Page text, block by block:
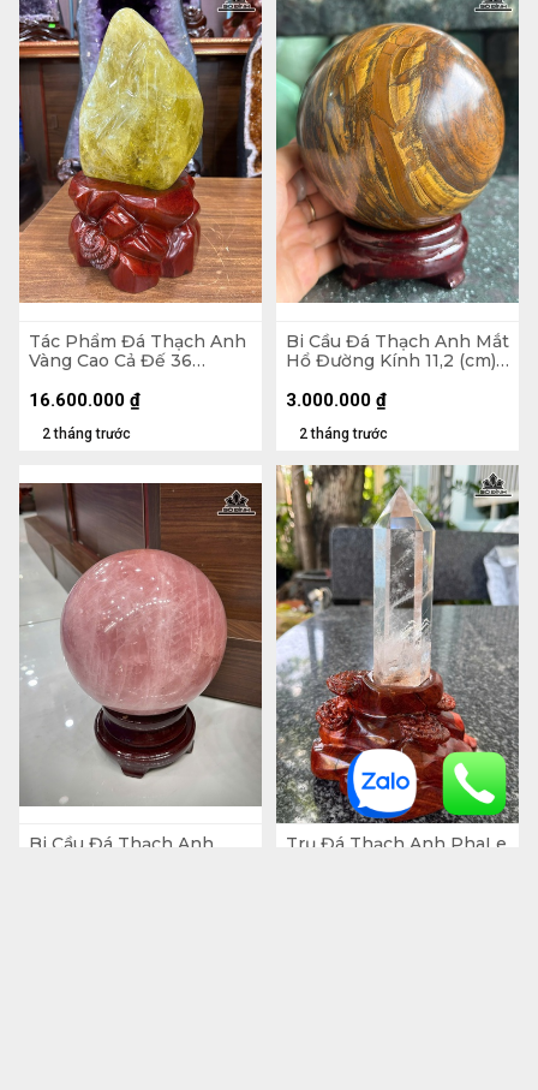
Tác Phẩm Đá Thạch Anh
Vàng Cao Cả Đế 36
Cao Riêng Đá 25 (cm) -
2 tháng trước
16.600.000 ₫
Bi Cầu Đá Thạch Anh Mắt
Hổ Đường Kính 11,2 (cm) -
2 tháng trước
3.000.000 ₫
Bi Cầu Đá Thạch Anh
Trụ Đá Thạch Anh PhaLe